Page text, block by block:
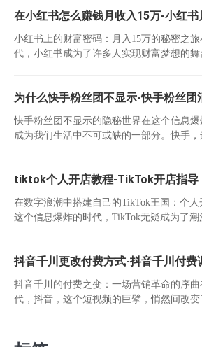
在小红书怎么赚钱月收入15万-小红
小红书上的财富密码：月入15万的秘密之
代，小红书成为了许多人实现财富梦想的舞
为什么快手粉丝团不显示-快手粉丝团
快手粉丝团不显示的隐秘世界在这个信息
成为我们生活中不可或缺的一部分。快手，
tiktok个人开店教程-TikTok开店指导
在数字浪潮中搭建自己的TikTok王国：个
这个信息爆炸的时代，TikTok无疑成为了潮
抖音千川更改付费方式-抖音千川付费
抖音千川的付费之变：一场营销革命的序
代，抖音，这个短视频的巨擘，悄然间改变